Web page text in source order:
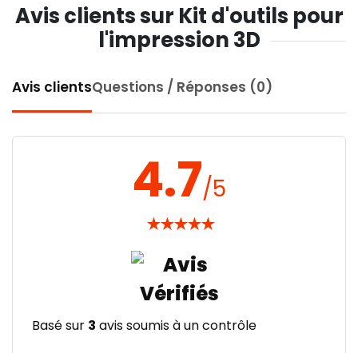
Avis clients sur Kit d'outils pour
l'impression 3D
Avis clientsQuestions / Réponses (0)
4.7/5
★★★★★
Basé sur 3 avis soumis à un contrôle